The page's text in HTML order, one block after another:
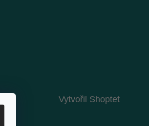
Vytvořil Shoptet